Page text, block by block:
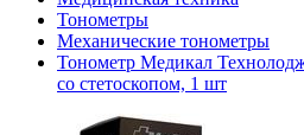
Тонометры
Механические тонометры
Тонометр Медикал
со стетоскопом, 1 шт